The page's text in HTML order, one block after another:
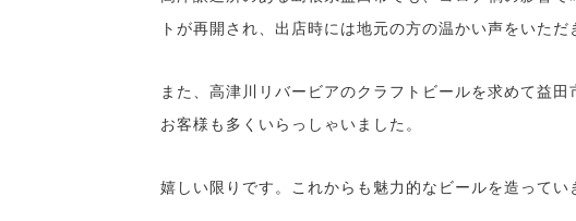
トが再開され、出店時には地元の方の温かい声をいただ
また、高津川リバービアのクラフトビールを求めて益
お客様も多くいらっしゃいました。
嬉しい限りです。これからも魅力的なビールを造ってい